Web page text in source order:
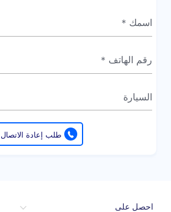
السيارة
طلب إعادة الاتصال
احصل على